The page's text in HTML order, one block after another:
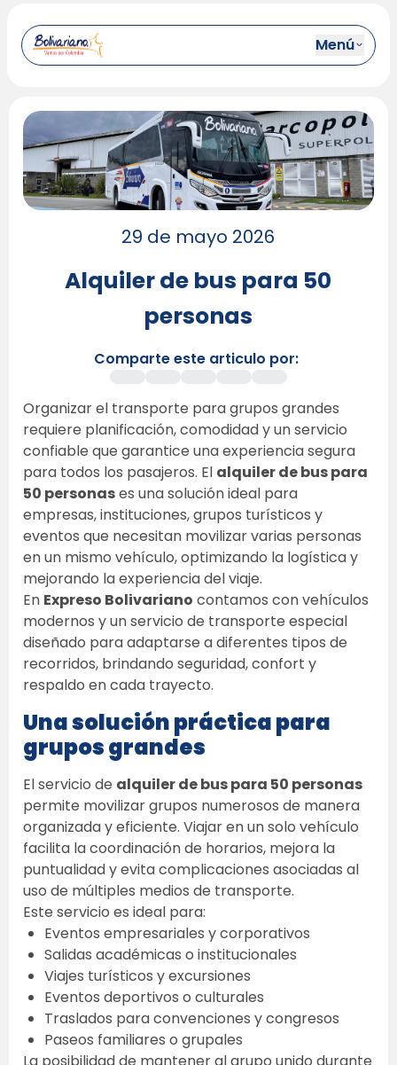
Menú
29 de mayo 2026
Alquiler de bus para 50
personas
Comparte este articulo por:
Organizar el transporte para grupos grandes
requiere planificación, comodidad y un servicio
confiable que garantice una experiencia segura
para todos los pasajeros. El alquiler de bus para
50 personas es una solución ideal para
empresas, instituciones, grupos turísticos y
eventos que necesitan movilizar varias personas
en un mismo vehículo, optimizando la logística y
mejorando la experiencia del viaje.
En Expreso Bolivariano contamos con vehículos
modernos y un servicio de transporte especial
diseñado para adaptarse a diferentes tipos de
recorridos, brindando seguridad, confort y
respaldo en cada trayecto.
Una solución práctica para
grupos grandes
El servicio de alquiler de bus para 50 personas
permite movilizar grupos numerosos de manera
organizada y eficiente. Viajar en un solo vehículo
facilita la coordinación de horarios, mejora la
puntualidad y evita complicaciones asociadas al
uso de múltiples medios de transporte.
Este servicio es ideal para:
Eventos empresariales y corporativos
Salidas académicas o institucionales
Viajes turísticos y excursiones
Eventos deportivos o culturales
Traslados para convenciones y congresos
Paseos familiares o grupales